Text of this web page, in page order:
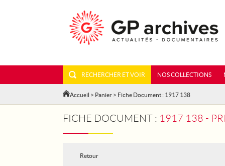
RECHERCHER ET VOIR NOS COLLECTIONS
Accueil > Panier > Fiche Document : 1917 138
FICHE DOCUMENT : 1917 138 -
Retour